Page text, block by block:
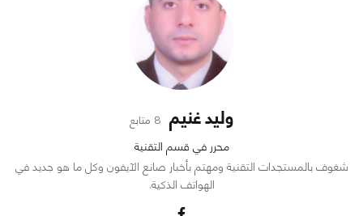
وليد غنيم 8 متابع
محرر في قسم التقنية
شغوف بالمستجدات التقنية ومهتم بأخبار صانع الآيفون وكل ما هو جديد في
الهواتف الذكية.